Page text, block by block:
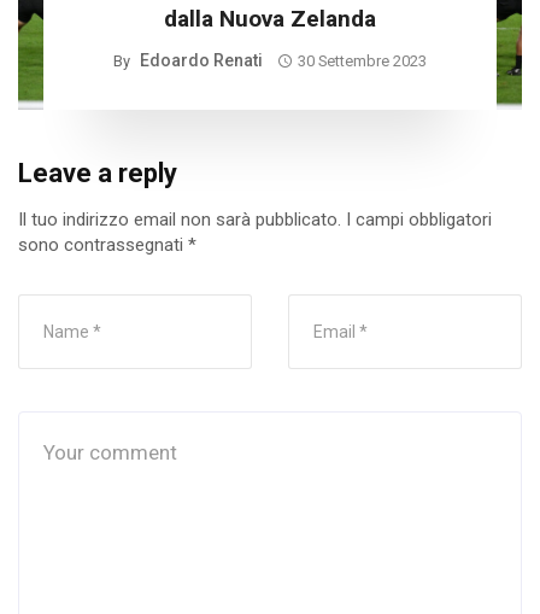
dalla Nuova Zelanda
By Edoardo Renati 30 Settembre 2023
Leave a reply
Il tuo indirizzo email non sarà pubblicato.
I campi obbligatori
sono contrassegnati *